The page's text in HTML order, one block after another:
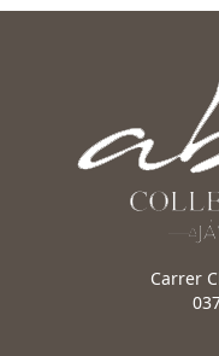
Carrer